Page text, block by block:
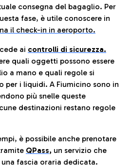
consegna del bagaglio. Per
fase, è utile conoscere in
il check-in in aeroporto.
ai controlli di sicurezza.
quali oggetti possono essere
a mano e quali regole si
per i liquidi. A Fiumicino sono in
più snelle queste
destinazioni restano regole
è possibile anche prenotare
QPass, un servizio che
fascia oraria dedicata.